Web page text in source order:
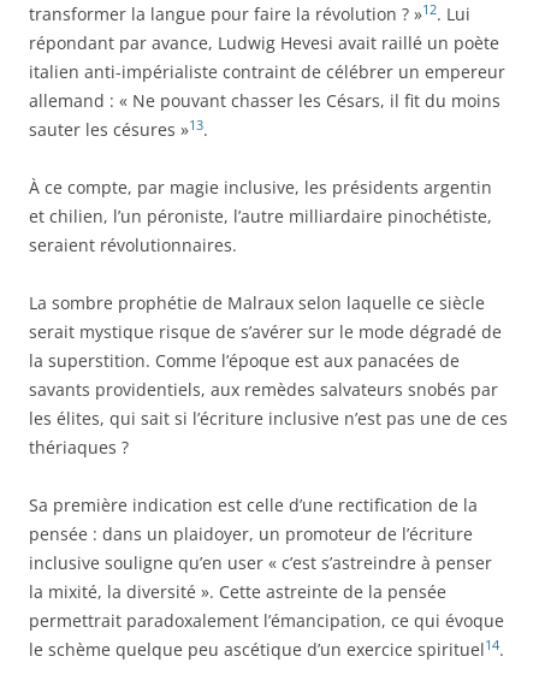
transformer la langue pour faire la révolution ? »12. Lui
répondant par avance, Ludwig Hevesi avait raillé un poète
italien anti-impérialiste contraint de célébrer un empereur
allemand : « Ne pouvant chasser les Césars, il fit du moins
sauter les césures »13.
À ce compte, par magie inclusive, les présidents argentin
et chilien, l’un péroniste, l’autre milliardaire pinochétiste,
seraient révolutionnaires.
La sombre prophétie de Malraux selon laquelle ce siècle
serait mystique risque de s’avérer sur le mode dégradé de
la superstition. Comme l’époque est aux panacées de
savants providentiels, aux remèdes salvateurs snobés par
les élites, qui sait si l’écriture inclusive n’est pas une de ces
thériaques ?
Sa première indication est celle d’une rectification de la
pensée : dans un plaidoyer, un promoteur de l’écriture
inclusive souligne qu’en user « c’est s’astreindre à penser
la mixité, la diversité ». Cette astreinte de la pensée
permettrait paradoxalement l’émancipation, ce qui évoque
le schème quelque peu ascétique d’un exercice spirituel14.